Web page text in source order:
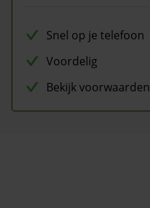
Snel op je telefoon
Voordelig
Bekijk voorwaarden